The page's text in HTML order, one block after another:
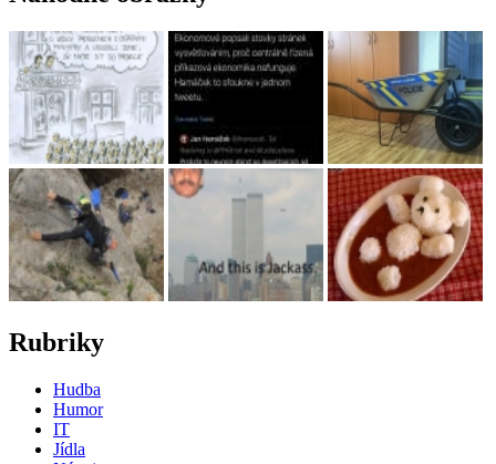
Rubriky
Hudba
Humor
IT
Jídla